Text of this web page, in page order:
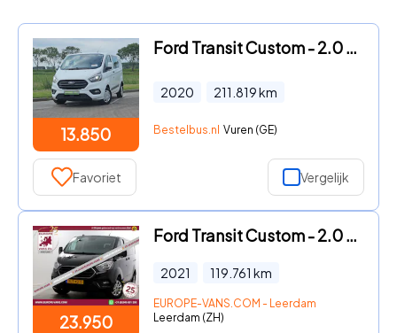
13.850
Ford Transit Custom - 2.0 L1 Dubbele Cabine AC
2020 211.819km
Bestelbus.nl Vuren (GE)
Favoriet Vergelijk
23.950
Ford Transit Custom - 2.0 TDCI 130pk L1H1 Automaat D.C. Limited Airco/Navi/2x Schu
2021 119.761 km
EUROPE-VANS.COM - Leerdam
Leerdam (ZH)